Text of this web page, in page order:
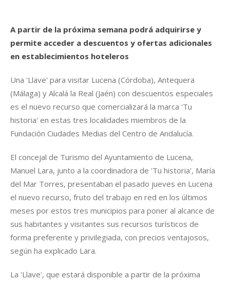
A partir de la próxima semana podrá adquirirse y
permite acceder a descuentos y ofertas adicionales
en establecimientos hoteleros
Una 'Llave' para visitar Lucena (Córdoba), Antequera
(Málaga) y Alcalá la Real (Jaén) con descuentos especiales
es el nuevo recurso que comercializará la marca 'Tu
historia' en estas tres localidades miembros de la
Fundación Ciudades Medias del Centro de Andalucía.
El concejal de Turismo del Ayuntamiento de Lucena,
Manuel Lara, junto a la coordinadora de 'Tu historia', María
del Mar Torres, presentaban el pasado jueves en Lucena
el nuevo recurso, fruto del trabajo en red en los últimos
meses por estos tres municipios para poner al alcance de
sus habitantes y visitantes sus recursos turísticos de
forma preferente y privilegiada, con precios ventajosos,
según ha explicado Lara.
La 'Llave', que estará disponible a partir de la próxima